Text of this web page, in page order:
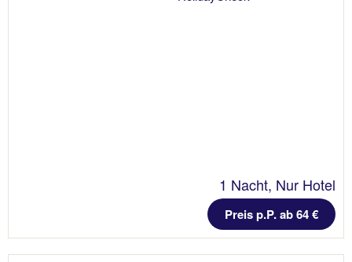
1 Nacht, Nur Hotel
Preis p.P. ab 64 €